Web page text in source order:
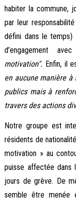
habiter la commune,
par leur
défini dans le temps)
d’engagement
motivation". Enfin, il
en aucune manière
publics mais à
travers des actions
Notre groupe est
résidents de
motivation » au
puisse affectée dans
jours de grève. De
semble être menée